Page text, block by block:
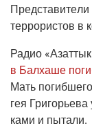
тер­ро­ри­стов в
Радио
в Бал­ха­ше
Мать
гея
ка­ми и пытали.